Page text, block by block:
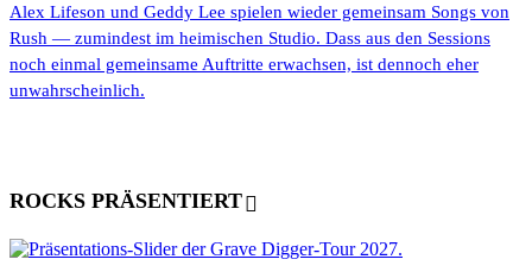
Alex Lifeson und Geddy Lee spielen wieder gemeinsam Songs von
Rush — zumindest im heimischen Studio. Dass aus den Sessions
noch einmal gemeinsame Auftritte erwachsen, ist dennoch eher
unwahrscheinlich.
ROCKS PRÄSENTIERT